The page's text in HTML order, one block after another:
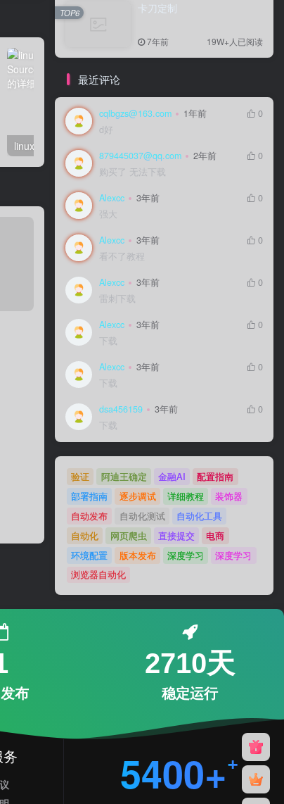
卡刀定制
7年前 19W+人已阅读
TOP6
最近评论
cqlbgzs@163.com 1年前
0
d好
879445037@qq.com 2年前
0
购买了 无法下载
Alexcc 3年前
0
强大
Alexcc 3年前
0
看不了教程
Alexcc 3年前
0
雷刺下载
Alexcc 3年前
0
下载
Alexcc 3年前
0
下载
dsa456159 3年前
0
下载
验证 阿迪王确定 金融AI
配置指南
部署指南
逐步调试 详细教程
装饰器
自动发布
自动化测试
自动化工具
自动化
网页爬虫 直接提交
电商
环境配置
版本发布 深度学习
深度学习
浏览器自动化
布
2710天
稳定运行
5400+